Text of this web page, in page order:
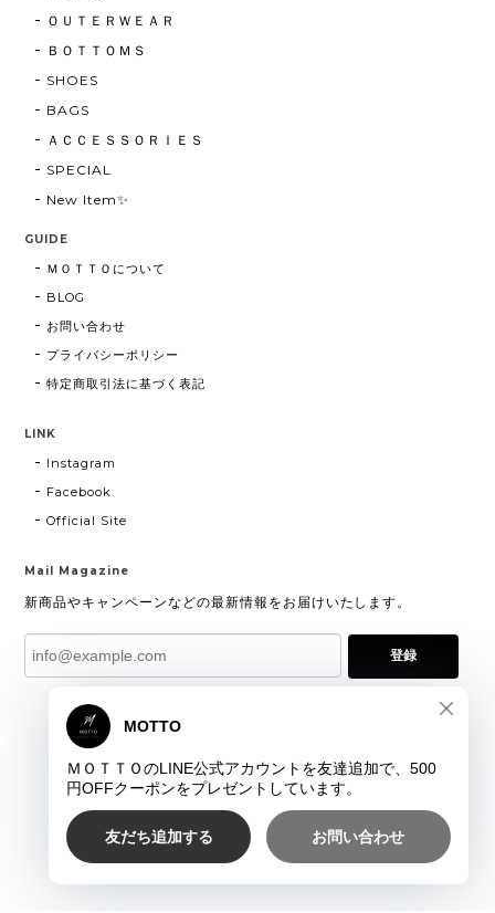
ＯＵＴＥＲＷＥＡＲ
ＢＯＴＴＯＭＳ
SHOES
BAGS
ＡＣＣＥＳＳＯＲＩＥＳ
SPECIAL
New Item✨
GUIDE
ＭＯＴＴＯについて
BLOG
お問い合わせ
プライバシーポリシー
特定商取引法に基づく表記
LINK
Instagram
Facebook
Official Site
Mail Magazine
新商品やキャンペーンなどの最新情報をお届けいたします。
登録